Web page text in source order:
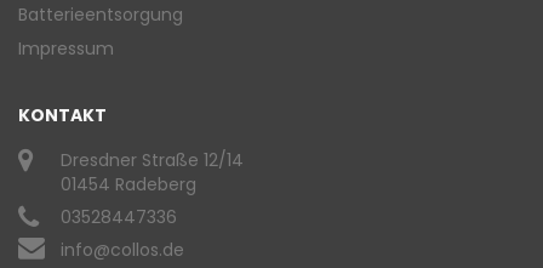
Batterieentsorgung
Impressum
KONTAKT
Dresdner Straße 12/14
01454 Radeberg
03528447336
info@collos.de